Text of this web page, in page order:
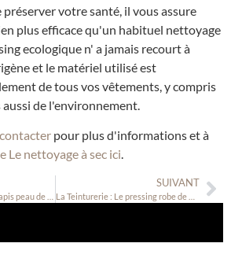
votre santé, il vous assure
plus efficace qu'un habituel nettoyage
ecologique n' a jamais recourt à
et le matériel utilisé est
de tous vos vêtements, y compris
aussi de l'environnement.
pour plus d'informations et à
Le nettoyage à sec ici.
SUIVANT